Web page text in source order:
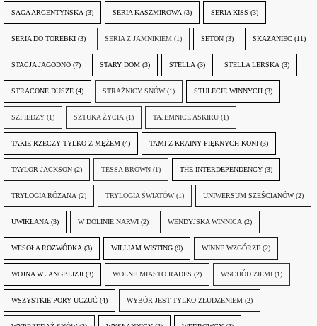
SAGA ARGENTYŃSKA (3) SERIA KASZMIROWA (3) SERIA KISS (3)
SERIA DO TOREBKI (3) SERIA Z JAMNIKIEM (1) SETON (3) SKAZANIEC (11)
STACJA JAGODNO (7) STARY DOM (3) STELLA (3) STELLA LERSKA (3)
STRACONE DUSZE (4) STRAŻNICY SNÓW (1) STULECIE WINNYCH (3)
SZPIEDZY (1) SZTUKA ŻYCIA (1) TAJEMNICE ASKIRU (1)
TAKIE RZECZY TYLKO Z MĘŻEM (4) TAMI Z KRAINY PIĘKNYCH KONI (3)
TAYLOR JACKSON (2) TESSA BROWN (1) THE INTERDEPENDENCY (3)
TRYLOGIA RÓŻANA (2) TRYLOGIA ŚWIATÓW (1) UNIWERSUM SZEŚCIANÓW (2)
UWIKŁANA (3) W DOLINIE NARWI (2) WENDYJSKA WINNICA (2)
WESOŁA ROZWÓDKA (3) WILLIAM WISTING (9) WINNE WZGÓRZE (2)
WOJNA W JANGBLIZJI (3) WOLNE MIASTO RADES (2) WSCHÓD ZIEMI (1)
WSZYSTKIE PORY UCZUĆ (4) WYBÓR JEST TYLKO ZŁUDZENIEM (2)